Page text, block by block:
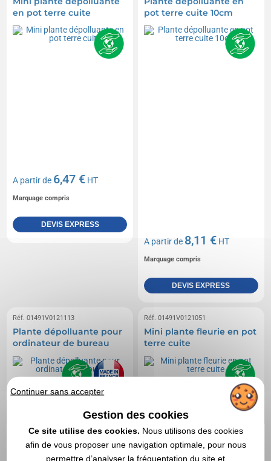
en pot terre cuite
A partir de 6,47 € HT
Marquage compris
DEVIS EXPRESS
pot terre cuite 10cm
A partir de 8,11 € HT
Marquage compris
DEVIS EXPRESS
Réf. 01491V0121113
Plante dépolluante pour
ordinateur de bureau
Réf. 01491V0121051
Mini plante fleurie en pot
terre cuite
Continuer sans accepter
Gestion des cookies
Ce site utilise des cookies. Nous utilisons des cookies
afin de vous proposer une navigation optimale, pour nous
permettre d’analyser la fréquentation du site et